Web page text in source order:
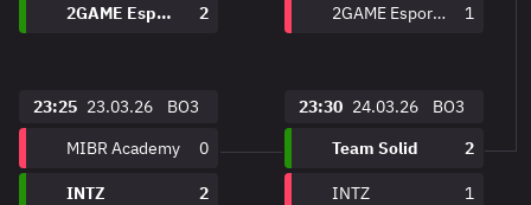
2GAME Esports 2
23:25 23.03.26
BO3
MIBR Academy
0
INTZ 2
2GAME Esports 1
23:30 24.03.26
BO3
Team Solid
2
INTZ 1